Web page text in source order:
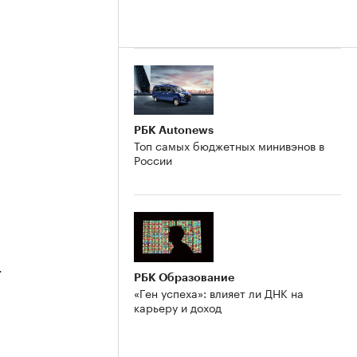
РБК Autonews
Топ самых бюджетных минивэнов в
России
РБК Образование
«Ген успеха»: влияет ли ДНК на
карьеру и доход